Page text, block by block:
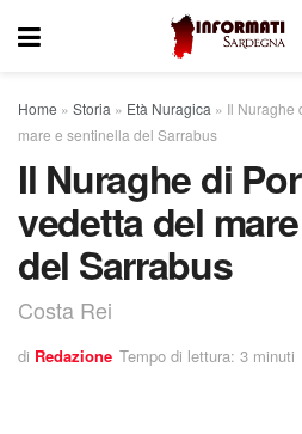
Home » Storia » Età Nuragica » Il Nuraghe
mare e sentinella del Sarrabus
Il Nuraghe di
vedetta del
del Sarrabus
Costa Rei
di Redazione Tempo di lettura: 3 minuti